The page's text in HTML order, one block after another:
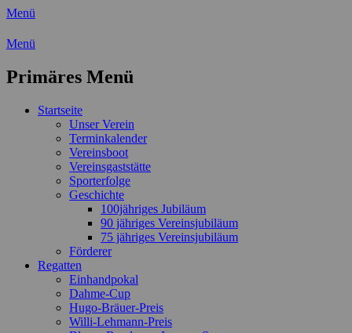
Menü
Wassersport-Verein 1921 e.V.
Freizeit mit der ganzen Familie
Menü
Primäres Menü
Zum
Startseite
Unser Verein
Terminkalender
Vereinsboot
Vereinsgaststätte
Sporterfolge
Geschichte
100jähriges Jubiläum
90 jähriges Vereinsjubiläum
75 jähriges Vereinsjubiläum
Förderer
Regatten
Einhandpokal
Dahme-Cup
Hugo-Bräuer-Preis
Willi-Lehmann-Preis